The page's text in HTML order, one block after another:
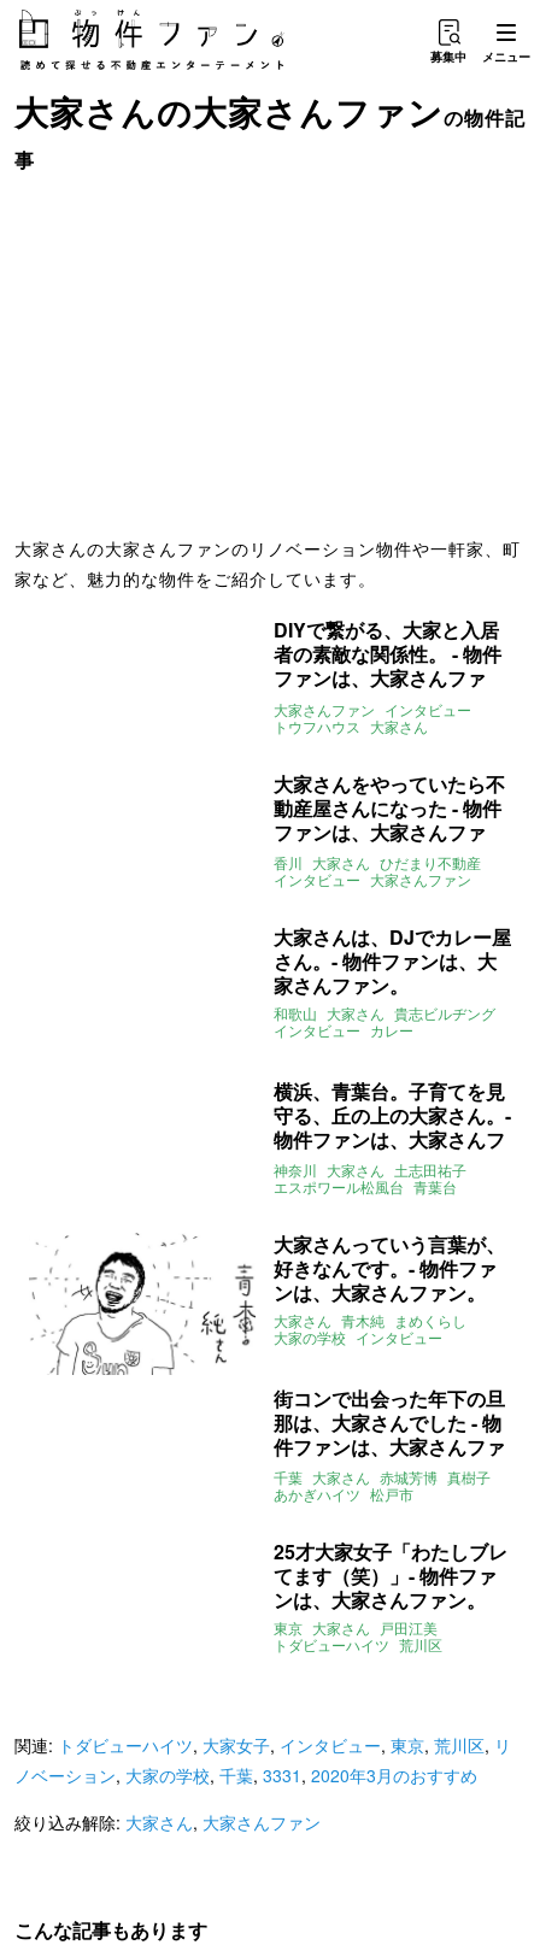
募集中 メニュー
大家さんの大家さんファンの物件記
事
大家さんの大家さんファンのリノベーション物件や一軒家、町
家など、魅力的な物件をご紹介しています。
DIYで繋がる、大家と入居
者の素敵な関係性。 - 物件
ファンは、大家さんファ
ン。
大家さんファン インタビュー
トウフハウス
大家さん
大家さんをやっていたら不
動産屋さんになった - 物件
ファンは、大家さんファ
ン。
香川 大家さん ひだまり不動産
インタビュー 大家さんファン
大家さんは、DJでカレー屋
さん。- 物件ファンは、大
家さんファン。
和歌山 大家さん 貴志ビルヂング
インタビュー カレー
横浜、青葉台。子育てを見
守る、丘の上の大家さん。-
物件ファンは、大家さんフ
ァン。
神奈川 大家さん 土志田祐子
エスポワール松風台 青葉台
大家さんっていう言葉が、
好きなんです。- 物件ファ
ンは、大家さんファン。
大家さん 青木純 まめくらし
大家の学校 インタビュー
街コンで出会った年下の旦
那は、大家さんでした - 物
件ファンは、大家さんファ
ン。
千葉 大家さん 赤城芳博 真樹子
あかぎハイツ 松戸市
25才大家女子「わたしブレ
てます（笑）」- 物件ファ
ンは、大家さんファン。
東京 大家さん
戸田江美
トダビューハイツ 荒川区
関連: トダビューハイツ, 大家女子, インタビュー, 東京, 荒川区, リ
ノベーション, 大家の学校, 千葉, 3331 , 2020年3月のおすすめ
絞り込み解除: 大家さん, 大家さんファン
こんな記事もあります